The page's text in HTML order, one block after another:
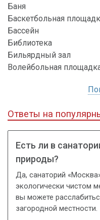
Баня
Баскетбольная
Бассейн
Библиотека
Бильярдный зал
Волейбольная
Ответы на
Есть ли в
природы?
Да, санаторий
экологически чистом
вы можете
загородной местности.